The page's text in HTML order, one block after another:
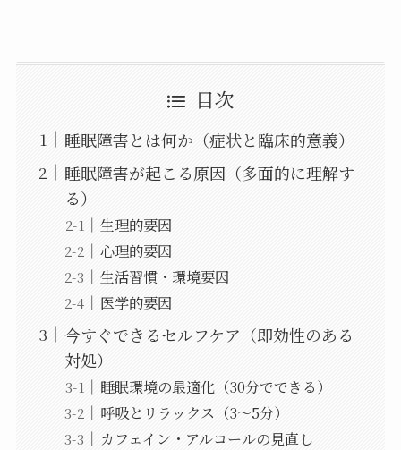
目次
睡眠障害とは何か（症状と臨床的意義）
睡眠障害が起こる原因（多面的に理解す
る）
生理的要因
心理的要因
生活習慣・環境要因
医学的要因
今すぐできるセルフケア（即効性のある
対処）
睡眠環境の最適化（30分でできる）
呼吸とリラックス（3〜5分）
カフェイン・アルコールの見直し